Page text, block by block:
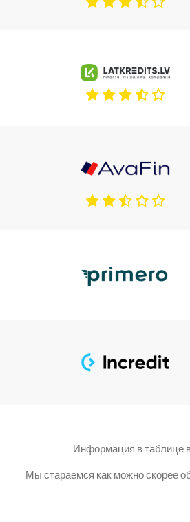
Информация в таблице
Мы стараемся как можно скорее